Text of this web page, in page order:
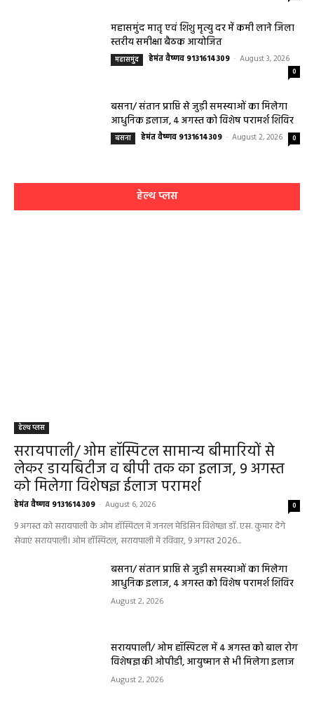
महासमुंद मातृ एवं शिशु मृत्यु दर में कमी लाने जिला
स्तरीय समीक्षा बैठक आयोजित
महासमुंद हेमंत वैष्णव 9131614309 - August 3, 2026
0
बसना/ संतान प्राप्ति से जुड़ी समस्याओं का मिलेगा
आधुनिक इलाज, 4 अगस्त को विशेष परामर्श शिविर
बसना हेमंत वैष्णव 9131614309 - August 2, 2026 0
हेल्थ प्लस
हेल्थ प्लस
सरायपाली/ ओम हॉस्पिटल सामान्य बीमारियों से
लेकर डायबिटीज व बीपी तक का इलाज, 9 अगस्त
को मिलेगा विशेषज्ञ ईलाज परामर्श
हेमंत वैष्णव 9131614309 - August 6, 2026 0
9 अगस्त को सरायपाली के ओम हॉस्पिटल में जनरल मेडिसिन विशेषज्ञ डॉ. एस. कुमार देंगे
सेवाएं सरायपाली। ओम हॉस्पिटल, सरायपाली में रविवार, 9 अगस्त 2026...
बसना/ संतान प्राप्ति से जुड़ी समस्याओं का मिलेगा
आधुनिक इलाज, 4 अगस्त को विशेष परामर्श शिविर
August 2, 2026
सरायपाली/ ओम हॉस्पिटल में 4 अगस्त को बाल रोग
विशेषज्ञ की ओपीडी, आयुष्मान से भी मिलेगा इलाज
August 2, 2026